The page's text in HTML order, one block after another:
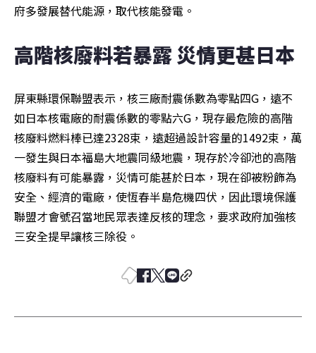
府多發展替代能源，取代核能發電。
高階核廢料若暴露 災情更甚日本
屏東縣環保聯盟表示，核三廠耐震係數為零點四G，遠不
如日本核電廠的耐震係數的零點六G，現存最危險的高階
核廢料燃料棒已達2328束，遠超過設計容量的1492束，萬
一發生與日本福島大地震同級地震，現存於冷卻池的高階
核廢料有可能暴露，災情可能甚於日本，現在卻被粉飾為
安全、經濟的電廠，使恆春半島危機四伏，因此環境保護
聯盟才會號召當地民眾表達反核的理念，要求政府加強核
三安全提早讓核三除役。